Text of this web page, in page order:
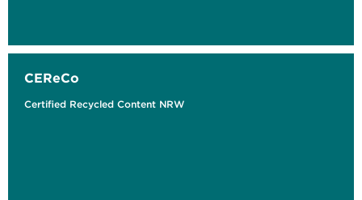
CEReCo
Certified Recycled Content NRW